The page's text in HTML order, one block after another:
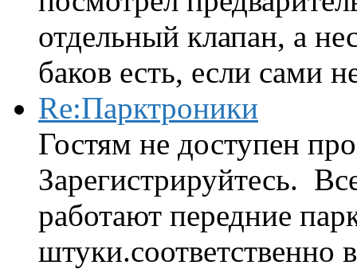
отдельный клапан, а
баков есть, если сами
Re:Парктроники
Гостям не доступен
Зарегистрируйтесь.
работают передние
штуки.соответственно